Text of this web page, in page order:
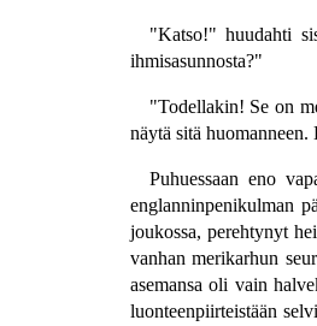
"Katso!" huudahti
ihmisasunnosta?"
"Todellakin! Se on
näytä sitä
Puhuessaan eno
englanninpenikulman
joukossa, perehtynyt
vanhan merikarhun
asemansa oli vain
luonteenpiirteistään